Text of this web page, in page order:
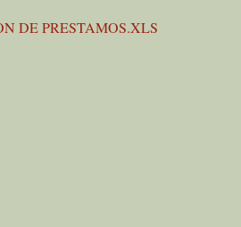
DE PRESTAMOS.XLS